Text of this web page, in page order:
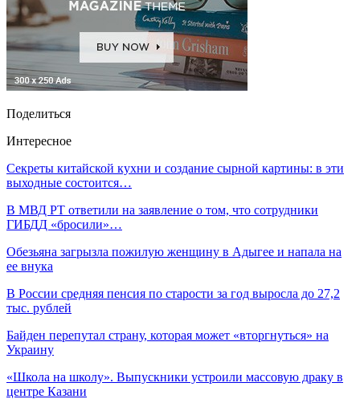
Поделиться
Интересное
Секреты китайской кухни и создание сырной картины: в эти
выходные состоится…
В МВД РТ ответили на заявление о том, что сотрудники
ГИБДД «бросили»…
Обезьяна загрызла пожилую женщину в Адыгее и напала на
ее внука
В России средняя пенсия по старости за год выросла до 27,2
тыс. рублей
Байден перепутал страну, которая может «вторгнуться» на
Украину
«Школа на школу». Выпускники устроили массовую драку в
центре Казани